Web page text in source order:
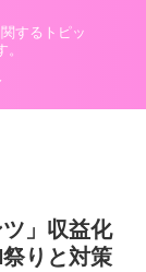
するトピッ
」収益化
りと対策